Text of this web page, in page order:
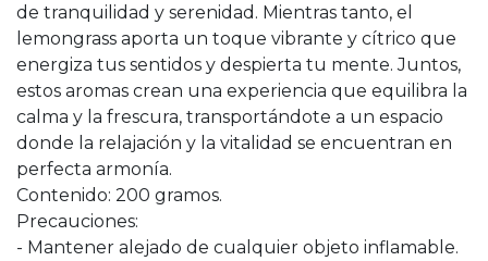
de tranquilidad y serenidad. Mientras tanto, el
lemongrass aporta un toque vibrante y cítrico que
energiza tus sentidos y despierta tu mente. Juntos,
estos aromas crean una experiencia que equilibra la
calma y la frescura, transportándote a un espacio
donde la relajación y la vitalidad se encuentran en
perfecta armonía.
Contenido: 200 gramos.
Precauciones:
- Mantener alejado de cualquier objeto inflamable.